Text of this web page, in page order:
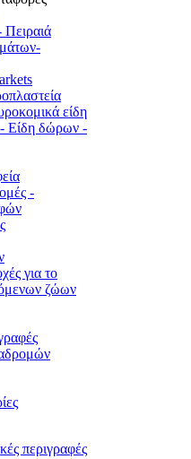
είδη
- Είδη δώρων -
-
για το
ζώων
περιγραφές